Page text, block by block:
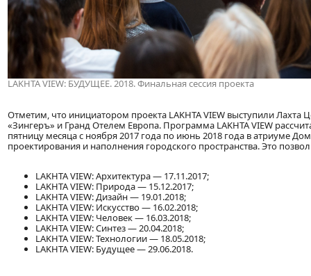
LAKHTA VIEW: БУДУЩЕЕ. 2018. Финальная сессия проекта
Отметим, что инициатором проекта LAKHTA VIEW выступили
«Зингеръ» и Гранд Отелем Европа. Программа LAKHTA VIEW
пятницу месяца с ноября 2017 года по июнь 2018 года в атриуме
проектирования и наполнения городского пространства. Это
LAKHTA VIEW: Архитектура — 17.11.2017;
LAKHTA VIEW: Природа — 15.12.2017;
LAKHTA VIEW: Дизайн — 19.01.2018;
LAKHTA VIEW: Искусство — 16.02.2018;
LAKHTA VIEW: Человек — 16.03.2018;
LAKHTA VIEW: Синтез — 20.04.2018;
LAKHTA VIEW: Технологии — 18.05.2018;
LAKHTA VIEW: Будущее — 29.06.2018.